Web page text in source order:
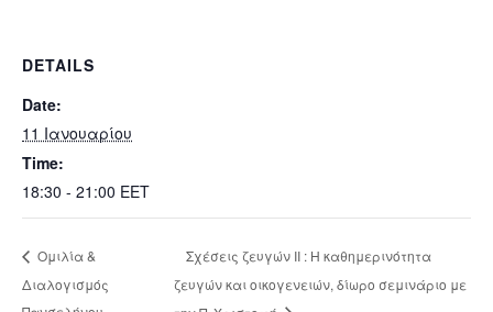
DETAILS
Date:
11 Ιανουαρίου
Time:
18:30 - 21:00 EET
Ομιλία &
Διαλογισμός
Σχέσεις ζευγών ΙΙ : Η καθημερινότητα
ζευγών και οικογενειών, δίωρο σεμινάριο με